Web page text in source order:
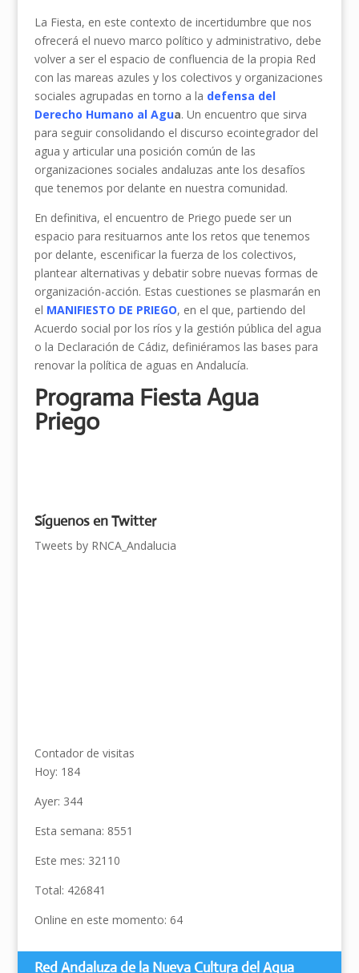
La Fiesta, en este contexto de incertidumbre que nos
ofrecerá el nuevo marco político y administrativo, debe
volver a ser el espacio de confluencia de la propia Red
con las mareas azules y los colectivos y organizaciones
sociales agrupadas en torno a la defensa del
Derecho Humano al Agua. Un encuentro que sirva
para seguir consolidando el discurso ecointegrador del
agua y articular una posición común de las
organizaciones sociales andaluzas ante los desafíos
que tenemos por delante en nuestra comunidad.
En definitiva, el encuentro de Priego puede ser un
espacio para resituarnos ante los retos que tenemos
por delante, escenificar la fuerza de los colectivos,
plantear alternativas y debatir sobre nuevas formas de
organización-acción. Estas cuestiones se plasmarán en
el MANIFIESTO DE PRIEGO, en el que, partiendo del
Acuerdo social por los ríos y la gestión pública del agua
o la Declaración de Cádiz, definiéramos las bases para
renovar la política de aguas en Andalucía.
Programa Fiesta Agua
Priego
Síguenos en Twitter
Tweets by RNCA_Andalucia
Contador de visitas
Hoy: 184
Ayer: 344
Esta semana: 8551
Este mes: 32110
Total: 426841
Online en este momento: 64
Red Andaluza de la Nueva Cultura del Agua